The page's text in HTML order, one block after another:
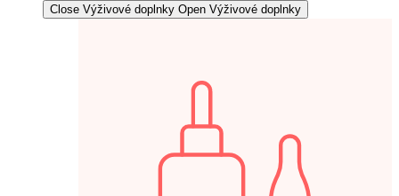
Close Výživové doplnky Open Výživové doplnky